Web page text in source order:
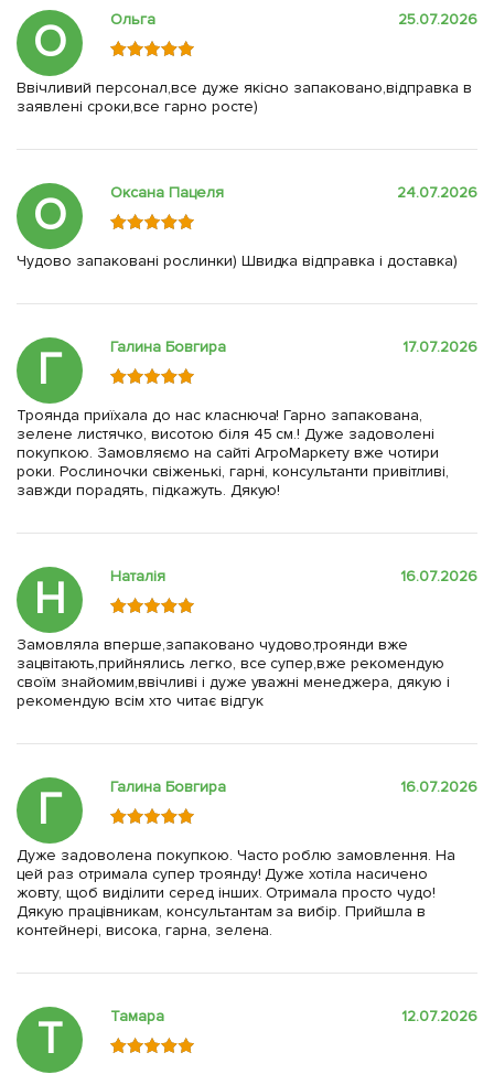
О Ольга 25.07.2026
Ввічливий персонал,все дуже якісно запаковано,відправка в
заявлені сроки,все гарно росте)
О Оксана Пацеля 24.07.2026
Чудово запаковані рослинки) Швидка відправка і доставка)
Г Галина Бовгира 17.07.2026
Троянда приїхала до нас класнюча! Гарно запакована,
зелене листячко, висотою біля 45 см.! Дуже задоволені
покупкою. Замовляємо на сайті АгроМаркету вже чотири
роки. Рослиночки свіженькі, гарні, консультанти привітливі,
завжди порадять, підкажуть. Дякую!
Н Наталія 16.07.2026
Замовляла вперше,запаковано чудово,троянди вже
зацвітають,прийнялись легко, все супер,вже рекомендую
своїм знайомим,ввічливі і дуже уважні менеджера, дякую і
рекомендую всім хто читає відгук
Г Галина Бовгира 16.07.2026
Дуже задоволена покупкою. Часто роблю замовлення. На
цей раз отримала супер троянду! Дуже хотіла насичено
жовту, щоб виділити серед інших. Отримала просто чудо!
Дякую працівникам, консультантам за вибір. Прийшла в
контейнері, висока, гарна, зелена.
Т Тамара 12.07.2026